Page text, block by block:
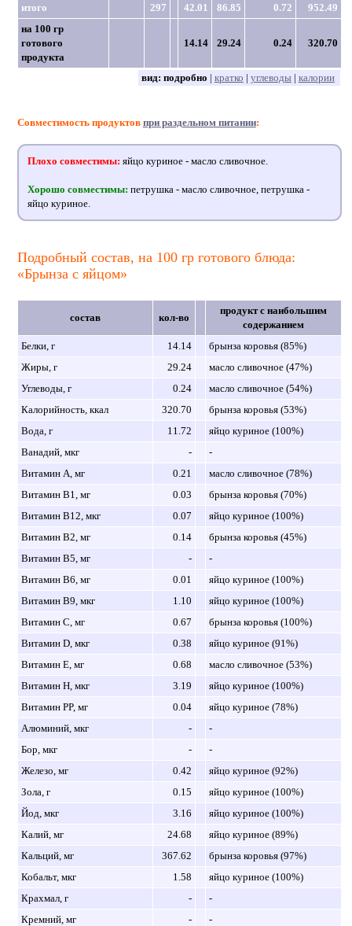
итого 297 42.01 86.85 0.72
952.49
на 100 гр
готового
продукта
14.14 29.24 0.24 320.70
вид: подробно | кратко | углеводы| калории
Совместимость продуктов при раздельном питании:
Плохо совместимы: яйцо куриное - масло сливочное.
Хорошо совместимы: петрушка - масло сливочное, петрушка -
яйцо куриное.
Подробный состав, на 100 гр готового блюда:
«Брынза с яйцом»
состав кол-во
продукт с наибольшим
содержанием
Белки, г
14.14
брынза коровья (85%)
Жиры, г
29.24
масло сливочное (47%)
Углеводы, г
0.24
масло сливочное (54%)
Калорийность, ккал
320.70
брынза коровья (53%)
Вода, г
11.72
яйцо куриное (100%)
Ванадий, мкг
-
-
Витамин A, мг
0.21
масло сливочное (78%)
Витамин B1, мг
0.03
брынза коровья (70%)
Витамин B12, мкг
0.07
яйцо куриное (100%)
Витамин B2, мг
0.14
брынза коровья (45%)
Витамин B5, мг
-
-
Витамин B6, мг
0.01
яйцо куриное (100%)
Витамин B9, мкг
1.10
яйцо куриное (100%)
Витамин C, мг
0.67
брынза коровья (100%)
Витамин D, мкг
0.38
яйцо куриное (91%)
Витамин E, мг
0.68
масло сливочное (53%)
Витамин H, мкг
3.19
яйцо куриное (100%)
Витамин PP, мг
0.04
яйцо куриное (78%)
Алюминий, мкг
-
-
Бор, мкг
-
-
Железо, мг
0.42
яйцо куриное (92%)
Зола, г
0.15
яйцо куриное (100%)
Йод, мкг
3.16
яйцо куриное (100%)
Калий, мг
24.68
яйцо куриное (89%)
Кальций, мг
367.62
брынза коровья (97%)
Кобальт, мкг
1.58
яйцо куриное (100%)
Крахмал, г
-
-
Кремний, мг
-
-